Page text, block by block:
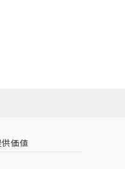
価値